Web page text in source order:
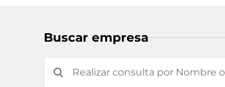
Buscar empresa